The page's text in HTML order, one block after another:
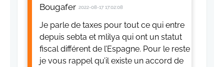
Bougafer 2022-08-17 17:02:08
Je parle de taxes pour tout ce qui entre
depuis sebta et mlilya qui ont un statut
fiscal différent de l’Espagne. Pour le reste
je vous rappel qu’il existe un accord de